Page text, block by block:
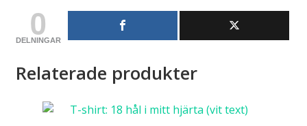
0
DELNINGAR
Relaterade produkter